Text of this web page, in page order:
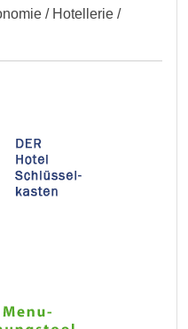
/ Hotellerie /